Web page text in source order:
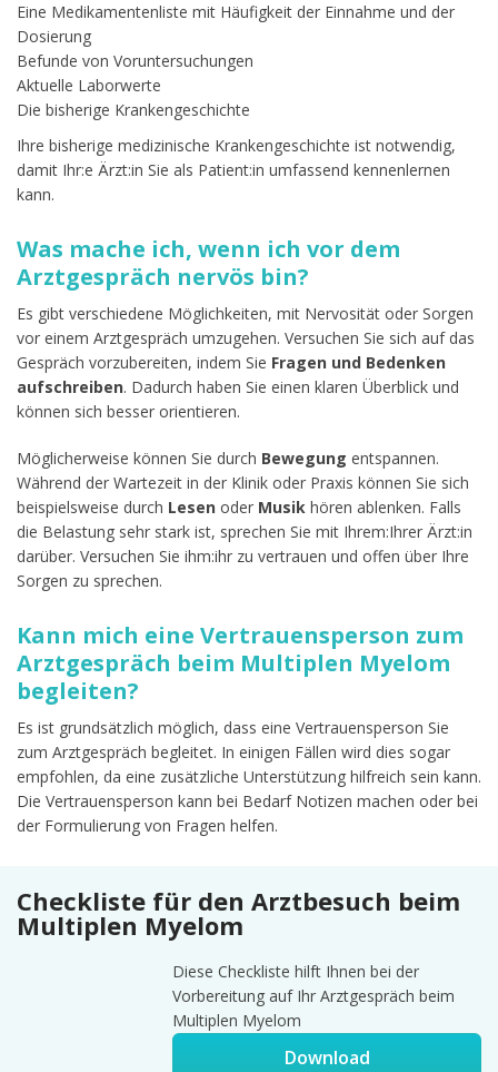
Eine Medikamentenliste mit Häufigkeit der Einnahme und der
Dosierung
Befunde von Voruntersuchungen
Aktuelle Laborwerte
Die bisherige Krankengeschichte
Ihre bisherige medizinische Krankengeschichte ist notwendig,
damit Ihr:e Ärzt:in Sie als Patient:in umfassend kennenlernen
kann.
Was mache ich, wenn ich vor dem
Arztgespräch nervös bin?
Es gibt verschiedene Möglichkeiten, mit Nervosität oder Sorgen
vor einem Arztgespräch umzugehen. Versuchen Sie sich auf das
Gespräch vorzubereiten, indem Sie Fragen und Bedenken
aufschreiben. Dadurch haben Sie einen klaren Überblick und
können sich besser orientieren.
Möglicherweise können Sie durch Bewegung entspannen.
Während der Wartezeit in der Klinik oder Praxis können Sie sich
beispielsweise durch Lesen oder Musik hören ablenken. Falls
die Belastung sehr stark ist, sprechen Sie mit Ihrem:Ihrer Ärzt:in
darüber. Versuchen Sie ihm:ihr zu vertrauen und offen über Ihre
Sorgen zu sprechen.
Kann mich eine Vertrauensperson zum
Arztgespräch beim Multiplen Myelom
begleiten?
Es ist grundsätzlich möglich, dass eine Vertrauensperson Sie
zum Arztgespräch begleitet. In einigen Fällen wird dies sogar
empfohlen, da eine zusätzliche Unterstützung hilfreich sein kann.
Die Vertrauensperson kann bei Bedarf Notizen machen oder bei
der Formulierung von Fragen helfen.
Checkliste für den Arztbesuch beim
Multiplen Myelom
Diese Checkliste hilft Ihnen bei der
Vorbereitung auf Ihr Arztgespräch beim
Multiplen Myelom
Download